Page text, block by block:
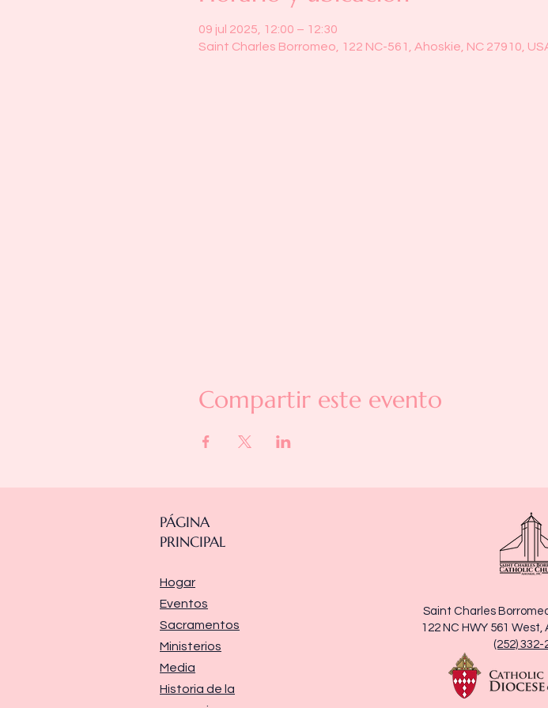
09 jul 2025, 12:00 – 12:30
Saint Charles Borromeo, 122 NC-561, Ahoskie, NC 27910,
Compartir este evento
PÁGINA
PRINCIPAL
Hogar
Eventos
Sacramentos
Ministerios
Media
Historia de la
Saint Charles
122 NC HWY 561 West,
(252) 332-